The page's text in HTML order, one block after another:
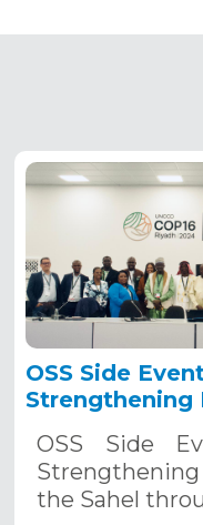
OSS Side
Strengthening
Hazard Early
Systems.
OSS Side
the Sahel